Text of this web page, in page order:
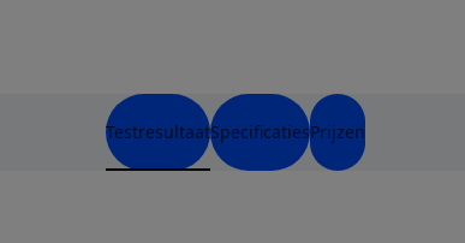
TestresultaatSpecificatiesPrijzen